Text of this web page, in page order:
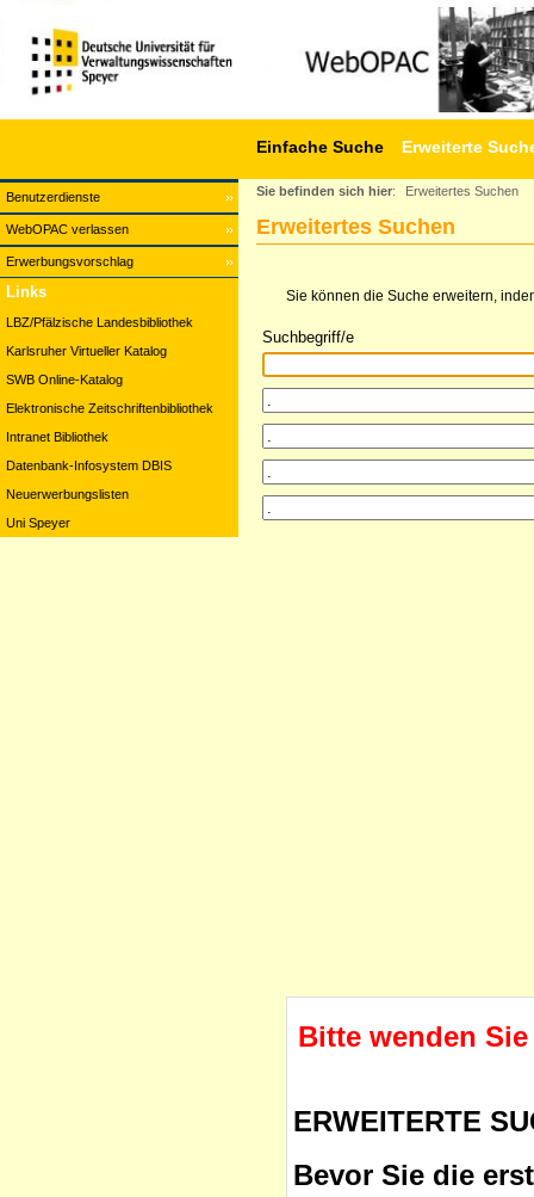
Benutzerdienste
WebOPAC verlassen
Erwerbungsvorschlag
Einfache Suche Erweiterte
Links
LBZ/Pfälzische Landesbibliothek
Karlsruher Virtueller Katalog
SWB Online-Katalog
Elektronische Zeitschriftenbibliothek
Intranet Bibliothek
Datenbank-Infosystem DBIS
Neuerwerbungslisten
Uni Speyer
Sie befinden sich hier: Erweitertes Suchen
Erweitertes Suchen
Sie können die Suche erweitern,
Suchbegriff/e
Bitte wenden
ERWEITERTE
Bevor Sie die